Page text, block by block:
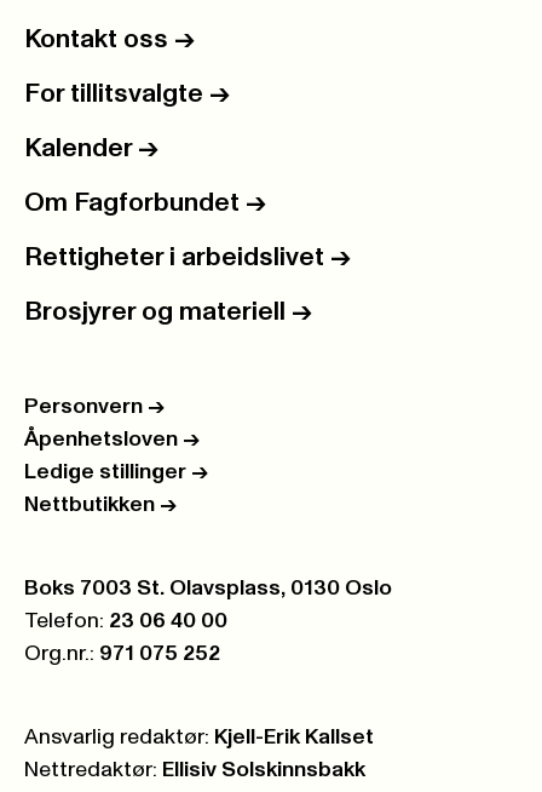
Kontakt oss ->
For tillitsvalgte ->
Kalender ->
Om Fagforbundet ->
Rettigheter i arbeidslivet ->
Brosjyrer og materiell ->
Personvern ->
Åpenhetsloven ->
Ledige stillinger ->
Nettbutikken ->
Postboks:
Boks 7003 St. Olavsplass, 0130 Oslo
Telefon: 23 06 40 00
Org.nr.: 971 075 252
Ansvarlig redaktør: Kjell-Erik Kallset
Nettredaktør: Ellisiv Solskinnsbakk